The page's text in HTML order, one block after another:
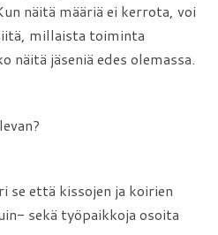
näitä määriä ei kerrota, voi
millaista toiminta
näitä jäseniä edes olemassa.
se että kissojen ja koirien
sekä työpaikkoja osoita